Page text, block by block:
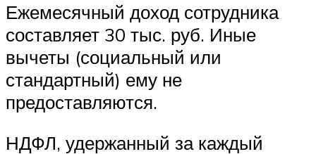
Ежемесячный доход сотрудника
составляет 30 тыс. руб. Иные
вычеты (социальный или
стандартный) ему не
предоставляются.
НДФЛ, удержанный за каждый